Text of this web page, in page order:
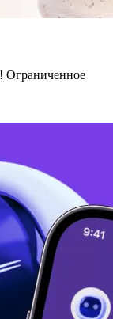
Ограниченное